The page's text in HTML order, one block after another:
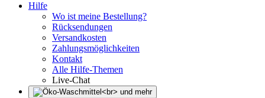
Hilfe
Wo ist meine Bestellung?
Rücksendungen
Versandkosten
Zahlungsmöglichkeiten
Kontakt
Alle Hilfe-Themen
Live-Chat